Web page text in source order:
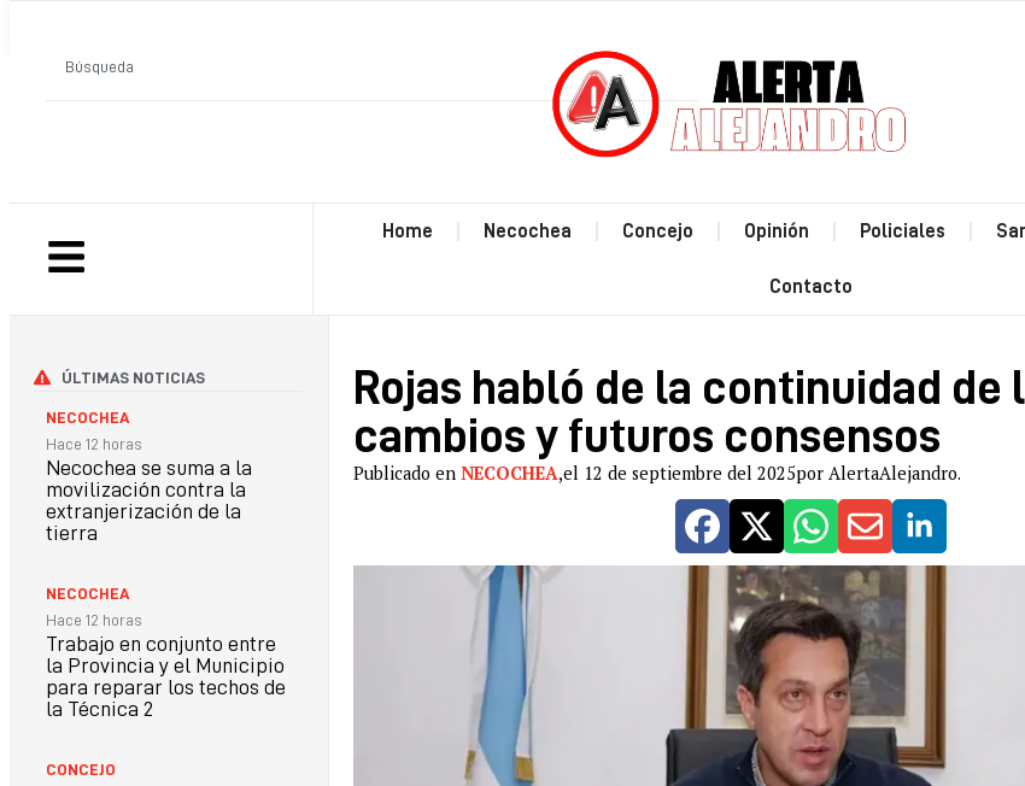
Home Necochea Concejo Opinión Policiales
Contacto
ÚLTIMAS NOTICIAS
NECOCHEA
Hace 12 horas
Necochea se suma a la
movilización contra la
extranjerización de la
tierra
NECOCHEA
Hace 12 horas
Trabajo en conjunto entre
la Provincia y el Municipio
para reparar los techos de
la Técnica 2
CONCEJO
Rojas habló de la continuidad de
cambios y futuros consensos
Publicado en NECOCHEA,el 12 de septiembre del 2025por AlertaAlejandro.